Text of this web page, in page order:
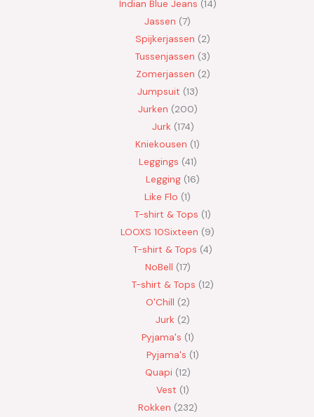
Indian Blue Jeans 14
Jassen 7
Spijkerjassen
2
Tussenjassen
3
Zomerjassen 2
Jumpsuit 13
Jurken 200
Jurk 174
Kniekousen 1
Leggings 41
Legging 16
Like Flo 1
T-shirt & Tops 1
LOOXS 10Sixteen
9
T-shirt & Tops 4
NoBell 17
T-shirt & Tops 12
O'Chill 2
Jurk 2
Pyjama's 1
Pyjama's 1
Quapi 12
Vest 1
Rokken 232